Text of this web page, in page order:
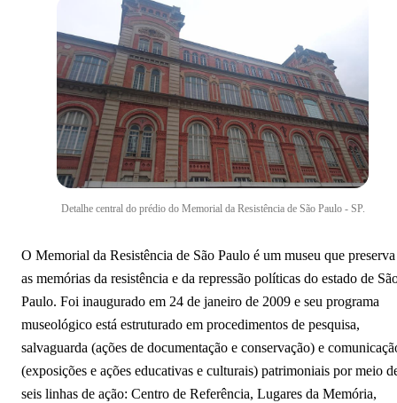
Detalhe central do prédio do Memorial da Resistência de São Paulo - SP.
O Memorial da Resistência de São Paulo é um museu que preserva
as memórias da resistência e da repressão políticas do estado de
Paulo. Foi inaugurado em 24 de janeiro de 2009 e seu programa
museológico está estruturado em procedimentos de pesquisa,
salvaguarda (ações de documentação e conservação) e
(exposições e ações educativas e culturais) patrimoniais por meio
seis linhas de ação: Centro de Referência, Lugares da Memória,